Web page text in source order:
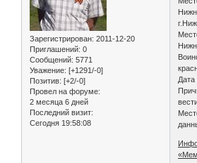
Зарегистрирован: 2011-12-20
Приглашений: 0
Сообщений: 5771
Уважение: [+1291/-0]
Позитив: [+2/-0]
Провел на форуме:
2 месяца 6 дней
Последний визит:
Сегодня 19:58:08